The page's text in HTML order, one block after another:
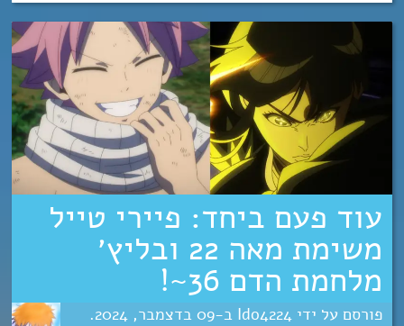
עוד פעם ביחד: פיירי טייל
משימת מאה 22 ובליץ׳
מלחמת הדם 36~!
Ido4224
09 דצמבר 2024